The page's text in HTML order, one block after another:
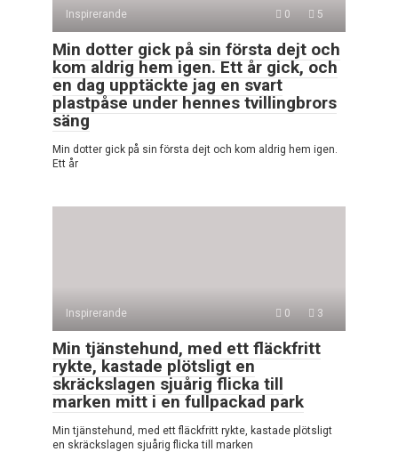
Inspirerande 0 5
Min dotter gick på sin första dejt och
kom aldrig hem igen. Ett år gick, och
en dag upptäckte jag en svart
plastpåse under hennes tvillingbrors
säng
Min dotter gick på sin första dejt och kom aldrig hem igen.
Ett år
Inspirerande 0 3
Min tjänstehund, med ett fläckfritt
rykte, kastade plötsligt en
skräckslagen sjuårig flicka till
marken mitt i en fullpackad park
Min tjänstehund, med ett fläckfritt rykte, kastade plötsligt
en skräckslagen sjuårig flicka till marken